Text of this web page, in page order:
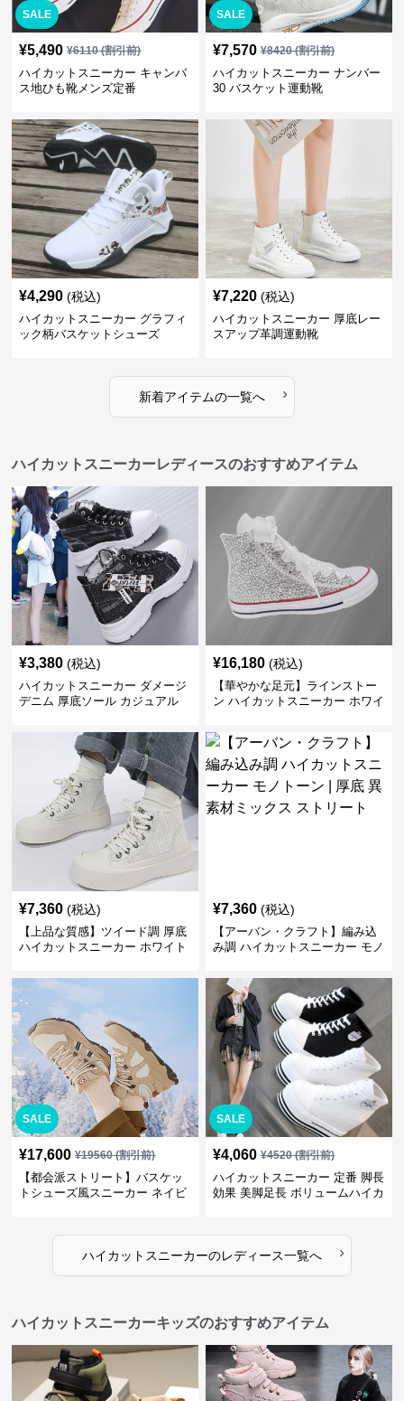
SALE
¥5,490 ¥6110(割引前)
ハイカットスニーカー キャンバ
ス地ひも靴メンズ定番
SALE
¥7,570 ¥8420(割引前)
ハイカットスニーカー ナンバー
30 バスケット運動靴
¥4,290 (税込)
ハイカットスニーカー グラフィ
ック柄バスケットシューズ
¥7,220 (税込)
ハイカットスニーカー 厚底レー
スアップ革調運動靴
新着アイテムの一覧へ ›
ハイカットスニーカーレディースのおすすめアイテム
¥3,380 (税込)
ハイカットスニーカー ダメージ
デニム 厚底ソール カジュアル
かわいい 学校 日常使い 履きや
¥16,180 (税込)
【華やかな足元】ラインストー
ン ハイカットスニーカー ホワイ
ボン
¥7,360 (税込)
【上品な質感】ツイード調 厚底
ハイカットスニーカー ホワイト
ビ クラシック
¥7,360 (税込)
【アーバン・クラフト】編み込
み調 ハイカットスニーカー モノ
トリート
SALE
¥17,600 ¥19560(割引前)
【都会派ストリート】バスケッ
トシューズ風スニーカー ネイビ
SALE
¥4,060 ¥4520(割引前)
ハイカットスニーカー 定番 脚長
効果 美脚足長 ボリュームハイカ
かわいい
ハイカットスニーカーのレディース一覧へ ›
ハイカットスニーカーキッズのおすすめアイテム